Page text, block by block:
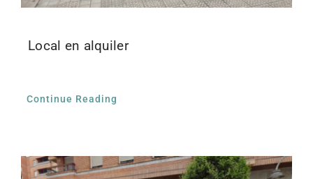
Local en alquiler
Continue Reading